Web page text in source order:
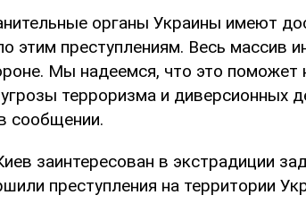
органы Украины имеют
этим преступлениям. Весь массив
Мы надеемся, что это поможет
терроризма и диверсионных
сообщении.
заинтересован в экстрадиции
преступления на территории